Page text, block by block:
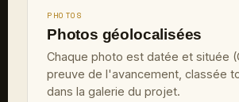
PHOTOS
Photos géolocalisées
Chaque photo est datée et située
preuve de l'avancement, classée
dans la galerie du projet.